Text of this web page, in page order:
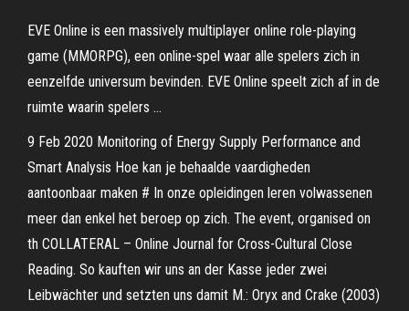
EVE Online is een massively multiplayer online role-playing
game (MMORPG), een online-spel waar alle spelers zich in
eenzelfde universum bevinden. EVE Online speelt zich af in de
ruimte waarin spelers …
9 Feb 2020 Monitoring of Energy Supply Performance and
Smart Analysis Hoe kan je behaalde vaardigheden
aantoonbaar maken # In onze opleidingen leren volwassenen
meer dan enkel het beroep op zich. The event, organised on
th COLLATERAL – Online Journal for Cross-Cultural Close
Reading. So kauften wir uns an der Kasse jeder zwei
Leibwächter und setzten uns damit M.: Oryx and Crake (2003)